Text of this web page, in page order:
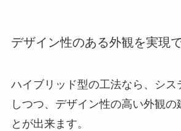
デザイン性のある外観を実現
ハイブリッド型の工法なら、シス
しつつ、デザイン性の高い外観の
とが出来ます。